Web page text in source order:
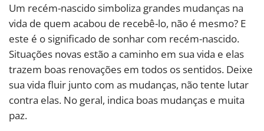
Um recém-nascido simboliza grandes mudanças na
vida de quem acabou de recebê-lo, não é mesmo? E
este é o significado de sonhar com recém-nascido.
Situações novas estão a caminho em sua vida e elas
trazem boas renovações em todos os sentidos. Deixe
sua vida fluir junto com as mudanças, não tente lutar
contra elas. No geral, indica boas mudanças e muita
paz.